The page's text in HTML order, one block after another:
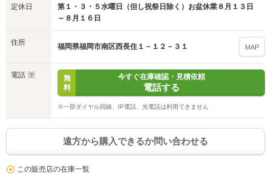
定休日
第１・３・５水曜日（但し祝祭日除く）お盆休業８月１３日
～８月１６日
住所 福岡県福岡市南区西長住１－１２－３１ MAP
電話
無
料
今すぐ在庫確認・見積依頼
電話する
※一部ダイヤル回線、IP電話、光電話は利用できません
遠方から購入できるか問い合わせる
この販売店の在庫一覧